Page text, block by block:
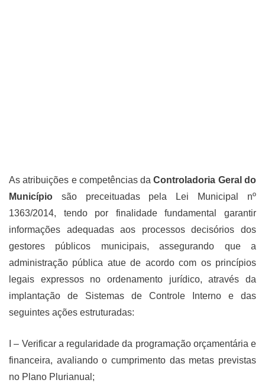
As atribuições e competências daControladoria Geral do
Município são preceituadas pela Lei Municipal nº
1363/2014, tendo por finalidade fundamental garantir
informações adequadas aos processos decisórios dos
gestores públicos municipais, assegurando que a
administração pública atue de acordo com os princípios
legais expressos no ordenamento jurídico, através da
implantação de Sistemas de Controle Interno e das
seguintes ações estruturadas:
I – Verificar a regularidade da programação orçamentária e
financeira, avaliando o cumprimento das metas previstas
no Plano Plurianual;